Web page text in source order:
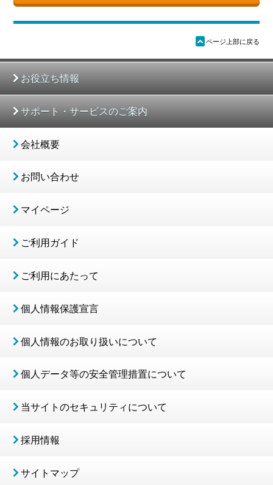
ü ページ上部に戻る
お役立ち情報
サポート・サービスのご案内
会社概要
お問い合わせ
マイページ
ご利用ガイド
ご利用にあたって
個人情報保護宣言
個人情報のお取り扱いについて
個人データ等の安全管理措置について
当サイトのセキュリティについて
採用情報
サイトマップ